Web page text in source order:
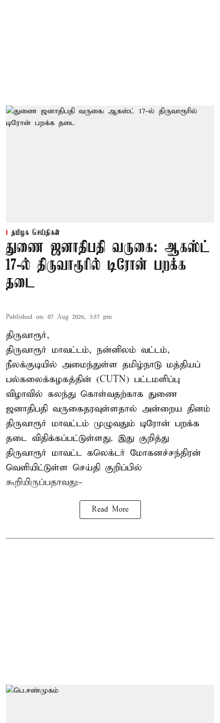
தமிழக செய்திகள்
துணை ஜனாதிபதி வருகை: ஆகஸ்ட்
17-ல் திருவாரூரில் டிரோன் பறக்க
தடை
Published on: 07 Aug 2026, 3:57 pm
திருவாரூர்,
திருவாரூர் மாவட்டம், நன்னிலம் வட்டம்,
நீலக்குடியில் அமைந்துள்ள தமிழ்நாடு மத்தியப்
பல்கலைக்கழகத்தின் (CUTN) பட்டமளிப்பு
விழாவில் கலந்து கொள்வதற்காக துணை
ஜனாதிபதி வருகைதரவுள்ளதால் அன்றைய தினம்
திருவாரூர் மாவட்டம் முழுவதும் டிரோன் பறக்க
தடை விதிக்கப்பட்டுள்ளது. இது குறித்து
திருவாரூர் மாவட்ட கலெக்டர் மோகனச்சந்திரன்
வெளியிட்டுள்ள செய்தி குறிப்பில்
கூறியிருப்பதாவது:-
Read More